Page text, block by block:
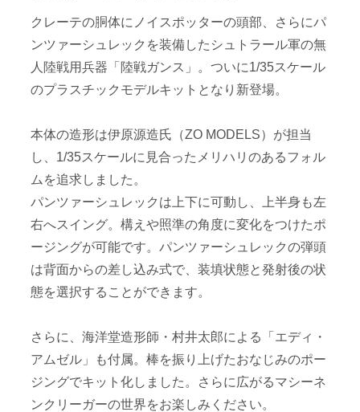
クレーテの胴体にノイスポッターの頭部、さらにパ
ンツァーシュレックを装備したシュトラール軍の無
人陸戦用兵器「陸戦ガンス」。ついに1/35スケール
のプラスチックモデルキットとなり新登場。
本体の造形は伊原源造氏（ZO MODELS）が担当
し、1/35スケールに見合ったメリハリのあるフォル
ムを追求しました。
パンツァーシュレックは上下に可動し、上半身も左
右へスイング。構えや照準の角度に変化をつけたポ
ージングが可能です。パンツァーシュレックの弾頭
は背面からの差し込み式で、装填状態と発射後の状
態を選択することができます。
さらに、海洋堂造形師・村井太郎による「エディ・
アムゼル」も付属。棒を振り上げたおなじみのポー
ジングでキット化しました。さらに広がるマシーネ
ンクリーガーの世界をお楽しみください。